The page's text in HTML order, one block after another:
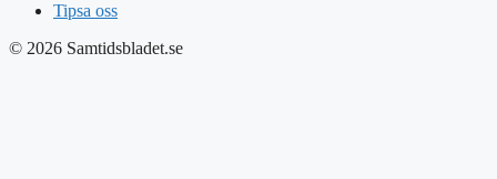
Tipsa oss
© 2026 Samtidsbladet.se